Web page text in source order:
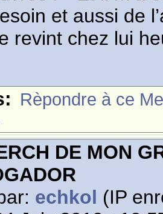
et aussi de
revint chez lui
Rèpondre à ce
DE MON
echkol (IP